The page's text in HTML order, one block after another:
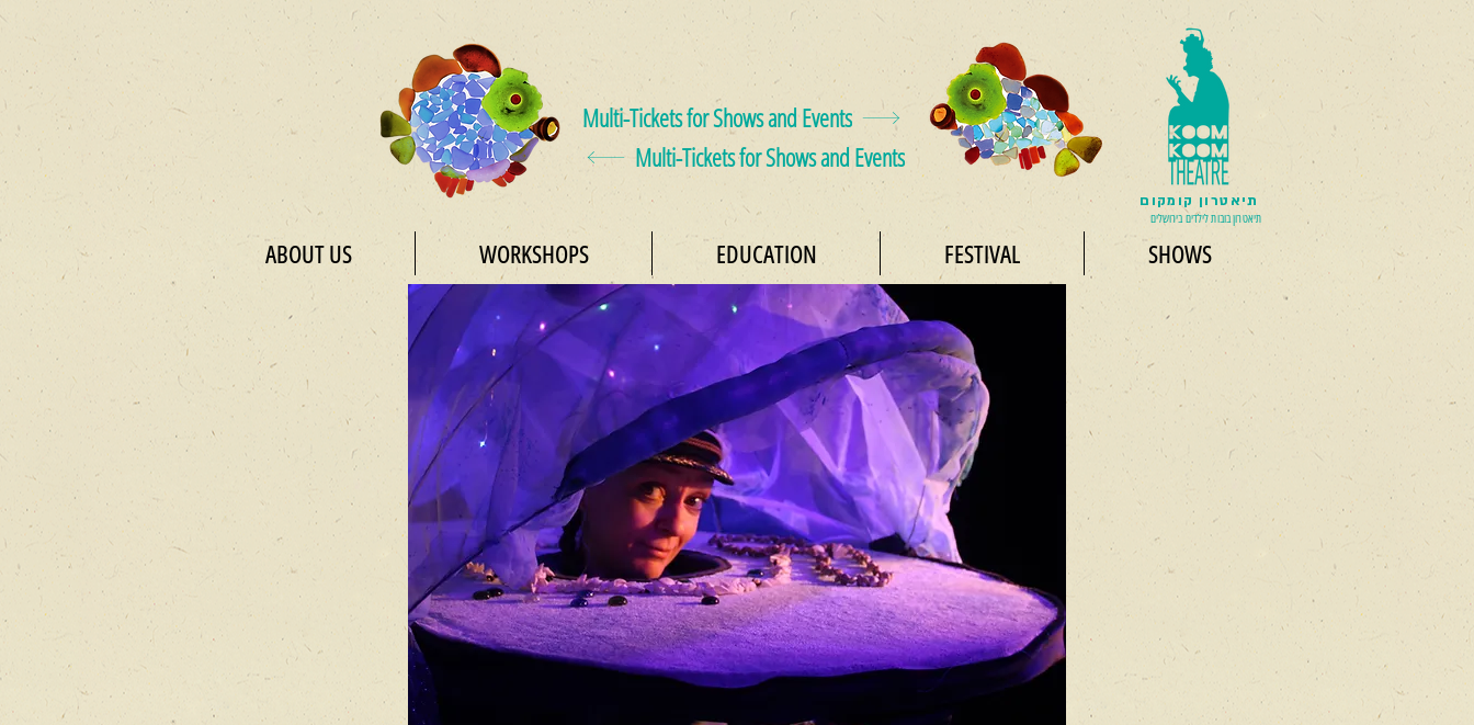
Multi-Tickets for Shows and Events
Multi-Tickets for Shows and Events
תיאטרון קומקום
תיאטרון בובות לילדים בירושלים
SHOWS
FESTIVAL
EDUCATION
WORKSHOPS
ABOUT US